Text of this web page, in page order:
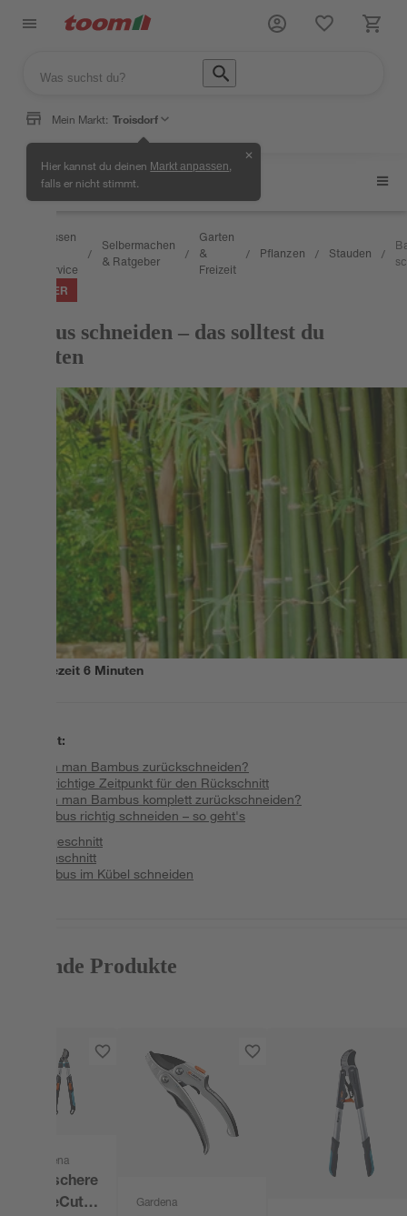
Mein Markt: Troisdorf
Hier kannst du deinen Markt anpassen
falls er nicht stimmt.
✕
Stauden
Wissen
Service
/
Selbermachen
& Ratgeber
/
Garten
&
Freizeit
/ Pflanzen / Stauden /
RATGEBER
Bambus schneiden – das solltest du
beachten
Lesezeit6 Minuten
Inhalt:
Kann man Bambus zurückschneiden?
Der richtige Zeitpunkt für den Rückschnitt
Kann man Bambus komplett zurückschneiden?
Bambus richtig schneiden – so geht's
Pflegeschnitt
Formschnitt
Bambus im Kübel schneiden
Passende Produkte
Gardena
Astschere
'TeleCut'
Gardena